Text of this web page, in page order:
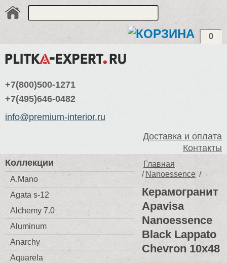
0
+7(800)500-1271
+7(495)646-0482
info@premium-interior.ru
Доставка и оплата
Контакты
Коллекции
A.Mano
Agata s-12
Alchemy 7.0
Aluminum
Anarchy
Aquarela
Главная
/ Nanoessence /
Керамогранит
Apavisa
Nanoessence
Black Lappato
Chevron 10x48